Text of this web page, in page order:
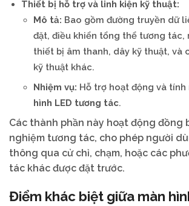
Thiết bị hỗ trợ và linh kiện kỹ thuật:
Mô tả: Bao gồm đường truyền dữ
đặt, điều khiển tổng thể tương tác,
thiết bị âm thanh, dây kỹ thuật, và
kỹ thuật khác.
Nhiệm vụ: Hỗ trợ hoạt động và tính
hình LED tương tác.
Các thành phần này hoạt động đồng
nghiệm tương tác, cho phép người
thông qua cử chỉ, chạm, hoặc các
tác khác được đặt trước.
Điểm khác biệt giữa màn